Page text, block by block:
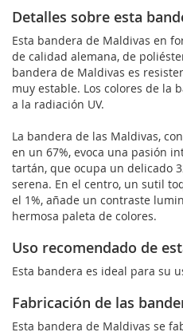
Detalles sobre esta
Esta bandera de Maldivas en
de calidad alemana, de
bandera de Maldivas es
muy estable. Los colores de la
a la radiación UV.
La bandera de las Maldivas,
en un 67%, evoca una pasión
tartán, que ocupa un delicado
serena. En el centro, un sutil
el 1%, añade un contraste
hermosa paleta de colores.
Uso recomendado de
Esta bandera es ideal para su
Fabricación de las
Esta bandera de Maldivas se